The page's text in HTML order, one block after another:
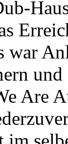
war
Are